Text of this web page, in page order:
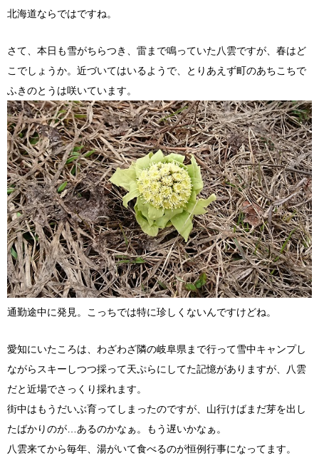
北海道ならではですね。
さて、本日も雪がちらつき、雷まで鳴っていた八雲ですが、春はど
こでしょうか。近づいてはいるようで、とりあえず町のあちこちで
ふきのとうは咲いています。
通勤途中に発見。こっちでは特に珍しくないんですけどね。
愛知にいたころは、わざわざ隣の岐阜県まで行って雪中キャンプし
ながらスキーしつつ採って天ぷらにしてた記憶がありますが、八雲
だと近場でさっくり採れます。
街中はもうだいぶ育ってしまったのですが、山行けばまだ芽を出し
たばかりのが…あるのかなぁ。もう遅いかなぁ。
八雲来てから毎年、湯がいて食べるのが恒例行事になってます。